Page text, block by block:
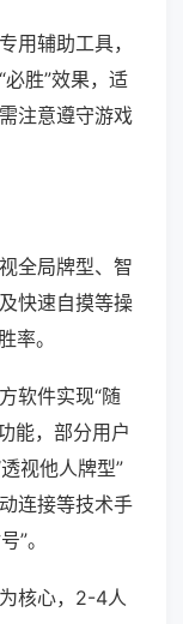
用辅助工具，
胜”效果，适
注意遵守游戏
全局牌型、智
快速自摸等操
率。
软件实现“随
能，部分用户
视他人牌型”
连接等技术手
”。
核心，2-4人